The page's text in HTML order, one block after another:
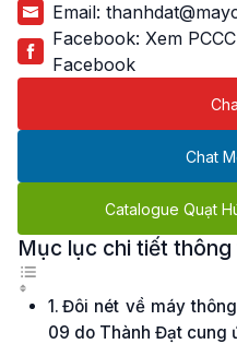
Email:
Facebook: Xem
Facebook
Chat
Catalogue Quạt
Mục lục chi tiết thông
Đôi nét về máy
09 do Thành Đạt cung